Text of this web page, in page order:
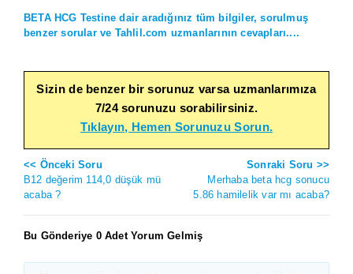
BETA HCG Testine dair aradığınız tüm bilgiler, sorulmuş
benzer sorular ve Tahlil.com uzmanlarının cevapları....
Sizin de benzer bir sorunuz varsa uzmanlarımıza
7/24 sorunuzu sorabilirsiniz.
Tıklayın, Hemen Sorunuzu Sorun.
<< Önceki Soru
B12 değerim 114,0 düşük mü
acaba ?
Sonraki Soru >>
Merhaba beta hcg sonucu
5.86 hamilelik var mı acaba?
Bu Gönderiye 0 Adet Yorum Gelmiş